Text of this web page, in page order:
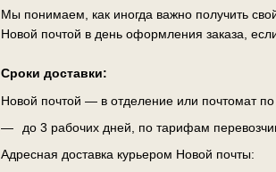
Мы понимаем, как иногда важно получить
Новой почтой в день оформления заказа,
Сроки доставки:
Новой почтой — в отделение или почтомат по
до 3 рабочих дней, по тарифам
Адресная доставка курьером Новой почты: